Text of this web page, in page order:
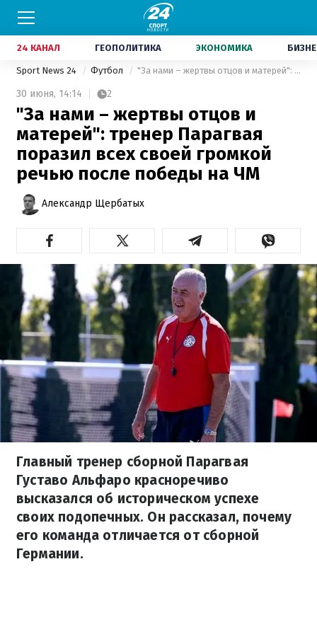
24 КАНАЛ ГЕОПОЛИТИКА ЭКОНОМИКА
Sport News 24 Футбол "За нами – жертвы отцов и матерей": тренер Парагвая поразил всех своей громкой речью после победы на ЧМ
30 июня, 14:14 2
"За нами – жертвы отцов и
матерей": тренер Парагвая
поразил всех своей громкой
речью после победы на ЧМ
Александр Щербатых
Главный тренер сборной Парагвая
Густаво Альфаро красноречиво
высказался об историческом успехе
своих подопечных. Он рассказал, почему
его команда отличается от сборной
Германии.